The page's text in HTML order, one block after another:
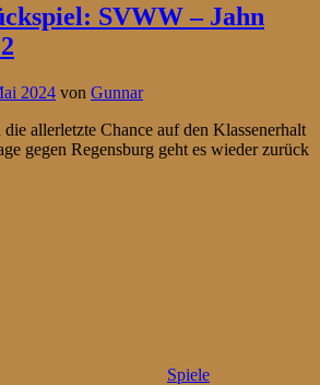
SVWW – Jahn
2024 von Gunnar
allerletzte Chance auf den Klassenerhalt
gegen Regensburg geht es wieder zurück
Spiele